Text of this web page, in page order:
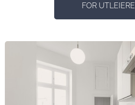
FOR UTLEIERE